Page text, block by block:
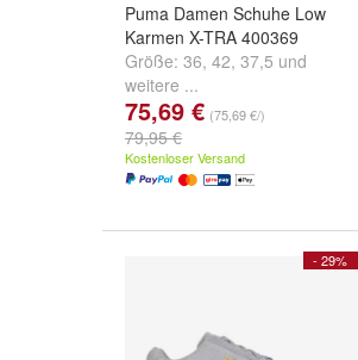
Puma Damen Schuhe Low
Karmen X-TRA 400369
Größe: 36, 42, 37,5 und
weitere ...
75,69 € (75,69 €/)
79,95 €
Kostenloser Versand
- 29%